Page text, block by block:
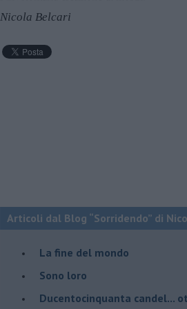
Nicola Belcari
Articoli dal Blog “Sorridendo” di
La fine del mondo
Sono loro
Ducentocinquanta candel...